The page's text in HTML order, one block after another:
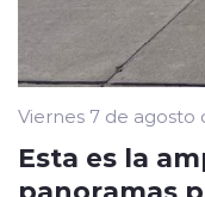
Viernes 7 de agosto
Esta es la